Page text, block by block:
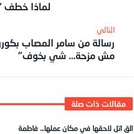
لماذا خطف
‎التالي
رسالة من سامر المصاب
مش مزحة… شي بخوف”
الق اتل لاحقها في مكان عملها… فاطمة